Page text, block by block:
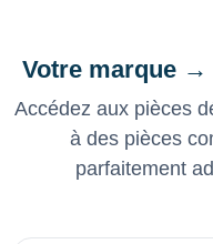
Votre marque →
Accédez aux pièces
à des pièces
parfaitement